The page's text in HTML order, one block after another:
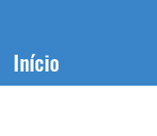
Início